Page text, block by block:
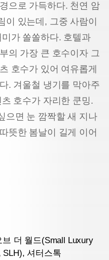
으로 가득하다. 천연 암
이 있는데, 그중 사람이
가 쏠쏠하다. 호텔과
의 가장 큰 호수이자 그
호수가 있어 여유롭게
. 겨울철 냉기를 막아주
호수가 자리한 쿤밍.
으면 눈 깜짝할 새 지나
뜻한 봄날이 길게 이어
더 월드(Small Luxury
SLH), 셔터스톡